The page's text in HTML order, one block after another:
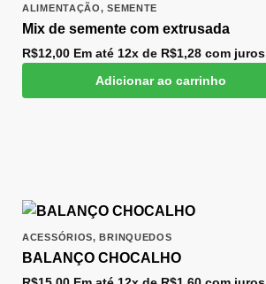
ALIMENTAÇÃO,SEMENTE
Mix de semente com extrusada
R$12,00 Em até 12x de R$1,28 com juros
Adicionar ao carrinho
ACESSÓRIOS,BRINQUEDOS
BALANÇO CHOCALHO